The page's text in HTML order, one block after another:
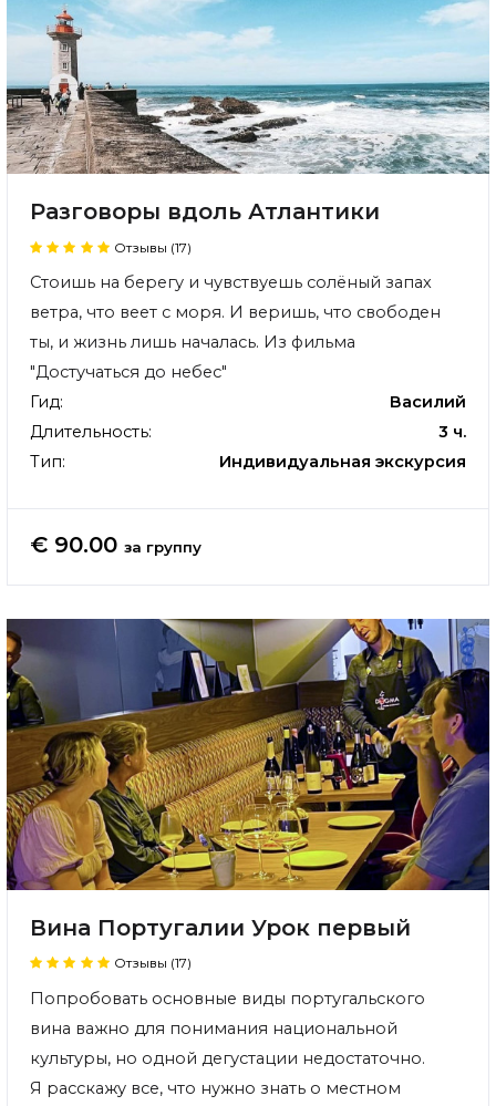
Разговоры вдоль Атлантики
Отзывы (17)
Стоишь на берегу и чувствуешь солёный запах
ветра, что веет с моря. И веришь, что свободен
ты, и жизнь лишь началась. Из фильма
"Достучаться до небес"
Гид:
Василий
Длительность:
3 ч.
Тип:
Индивидуальная экскурсия
€ 90.00 за группу
Вина Португалии Урок первый
Отзывы (17)
Попробовать основные виды португальского
вина важно для понимания национальной
культуры, но одной дегустации недостаточно.
Я расскажу все, что нужно знать о местном